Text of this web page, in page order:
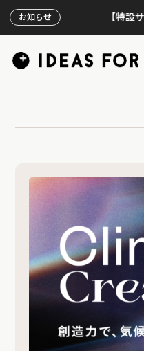
お知らせ 【特設サイ